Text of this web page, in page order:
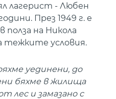
лагерист - Любен
През 1949 г. е
полза на Никола
тежките условия.
уединени, до
бяхме в жилища
лес и замазано с